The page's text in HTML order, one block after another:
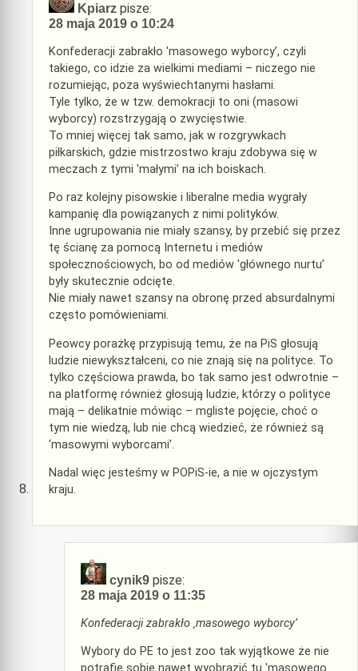
Kpiarz pisze:
28 maja 2019 o 10:24
Konfederacji zabrakło 'masowego wyborcy’, czyli
takiego, co idzie za wielkimi mediami – niczego nie
rozumiejąc, poza wyświechtanymi hasłami.
Tyle tylko, że w tzw. demokracji to oni (masowi
wyborcy) rozstrzygają o zwycięstwie.
To mniej więcej tak samo, jak w rozgrywkach
piłkarskich, gdzie mistrzostwo kraju zdobywa się w
meczach z tymi 'małymi’ na ich boiskach.
Po raz kolejny pisowskie i liberalne media wygrały
kampanię dla powiązanych z nimi polityków.
Inne ugrupowania nie miały szansy, by przebić się przez
tę ścianę za pomocą Internetu i mediów
społecznościowych, bo od mediów 'głównego nurtu’
były skutecznie odcięte.
Nie miały nawet szansy na obronę przed absurdalnymi
często pomówieniami.
Peowcy porażkę przypisują temu, że na PiS głosują
ludzie niewykształceni, co nie znają się na polityce. To
tylko częściowa prawda, bo tak samo jest odwrotnie –
na platformę również głosują ludzie, którzy o polityce
mają – delikatnie mówiąc – mgliste pojęcie, choć o
tym nie wiedzą, lub nie chcą wiedzieć, że również są
‘masowymi wyborcami’.
Nadal więc jesteśmy w POPiS-ie, a nie w ojczystym
kraju.
cynik9 pisze:
28 maja 2019 o 11:35
Konfederacji zabrakło ‚masowego wyborcy’
Wybory do PE to jest zoo tak wyjątkowe że nie